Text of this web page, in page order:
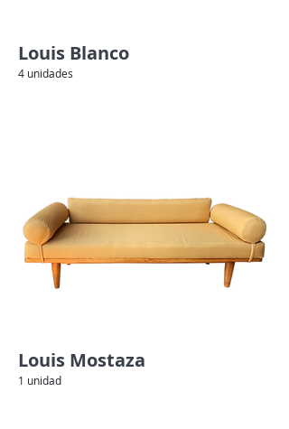
Louis Blanco
4 unidades
Louis Mostaza
1 unidad